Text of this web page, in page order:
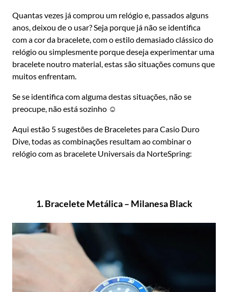
Quantas vezes já comprou um relógio e, passados alguns
anos, deixou de o usar? Seja porque já não se identifica
com a cor da bracelete, com o estilo demasiado clássico do
relógio ou simplesmente porque deseja experimentar uma
bracelete noutro material, estas são situações comuns que
muitos enfrentam.
Se se identifica com alguma destas situações, não se
preocupe, não está sozinho ☺️
Aqui estão 5 sugestões de Braceletes para Casio Duro
Dive, todas as combinações resultam ao combinar o
relógio com as bracelete Universais da NorteSpring:
1. Bracelete Metálica – Milanesa Black